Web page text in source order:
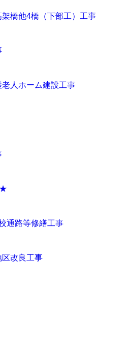
橋他4橋（下部工）工事
人ホーム建設工事
通路等修繕工事
改良工事